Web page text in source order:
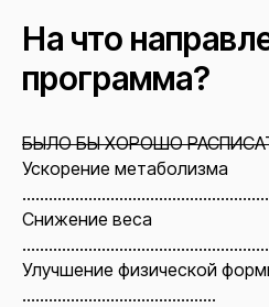
На что
программа?
БЫЛО БЫ ХОРОШО
Ускорение метаболизма
........................................................
Снижение веса
Улучшение физической
............................................